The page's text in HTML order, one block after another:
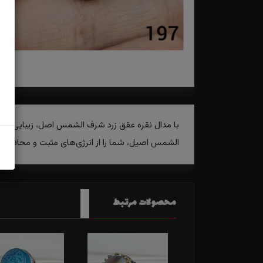
الشمس اصیل، شما را از انرژی‌های مثبت و
محصولات مرتبط